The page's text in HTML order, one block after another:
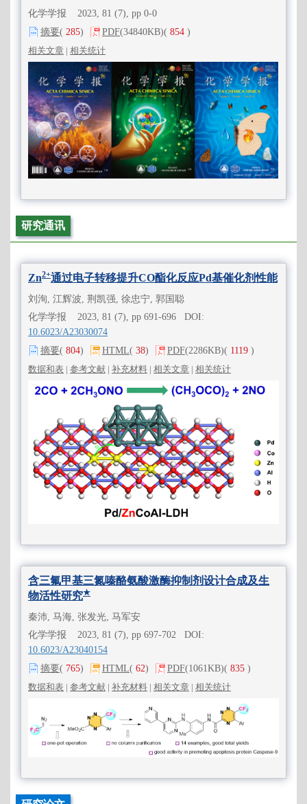
化学学报 2023, 81 (7), pp 0-0
摘要( 285) PDF(34840KB)( 854 )
相关文章 | 相关统计
研究通讯
Zn2+通过电子转移提升CO酯化反应Pd基催化剂性能
刘洵, 江辉波, 荆凯强, 徐忠宁, 郭国聪
化学学报 2023, 81 (7), pp 691-696 DOI:
10.6023/A23030074
摘要( 804) HTML( 38) PDF(2286KB)( 1119 )
数据和表 | 参考文献 | 补充材料 | 相关文章 | 相关统计
含三氟甲基三氮嗪酪氨酸激酶抑制剂设计合成及生
物活性研究★
秦沛, 马海, 张发光, 马军安
化学学报 2023, 81 (7), pp 697-702 DOI:
10.6023/A23040154
摘要( 765) HTML( 62) PDF(1061KB)( 835 )
数据和表 | 参考文献 | 补充材料 | 相关文章 | 相关统计